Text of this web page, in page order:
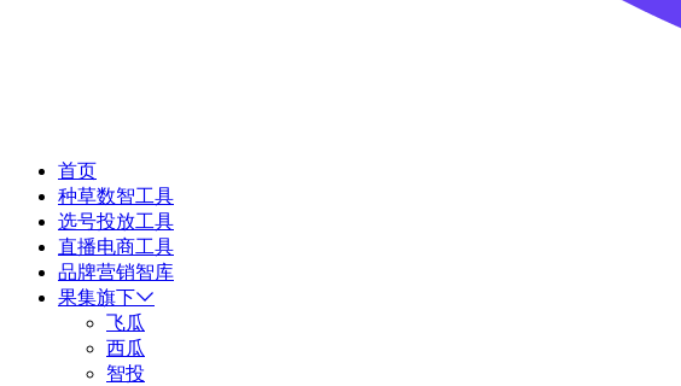
首页
种草数智工具
选号投放工具
直播电商工具
品牌营销智库
果集旗下
飞瓜
西瓜
智投